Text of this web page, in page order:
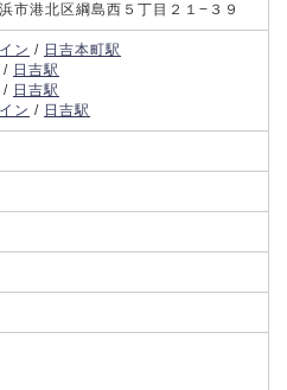
市港北区綱島西５丁目２１−３９
ン / 日吉本町駅
/ 日吉駅
/ 日吉駅
ン / 日吉駅